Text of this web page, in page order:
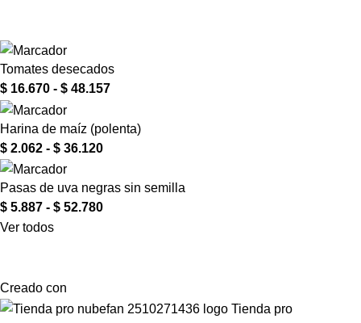
Tomates desecados
$ 16.670 - $ 48.157
Harina de maíz (polenta)
$ 2.062 - $ 36.120
Pasas de uva negras sin semilla
$ 5.887 - $ 52.780
Ver todos
Creado con